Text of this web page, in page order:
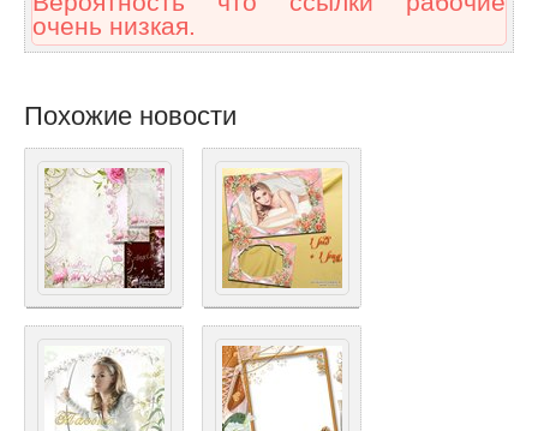
очень низкая.
Похожие новости